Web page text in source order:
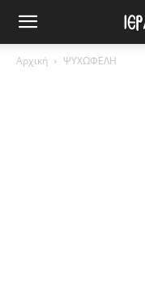
Αρχική ΨΥΧΩΦΕΛΗ